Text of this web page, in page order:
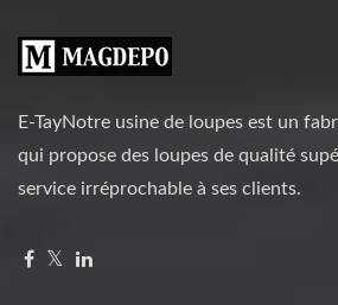
E-TayNotre usine de loupes est un
qui propose des loupes de qualité
service irréprochable à ses clients.